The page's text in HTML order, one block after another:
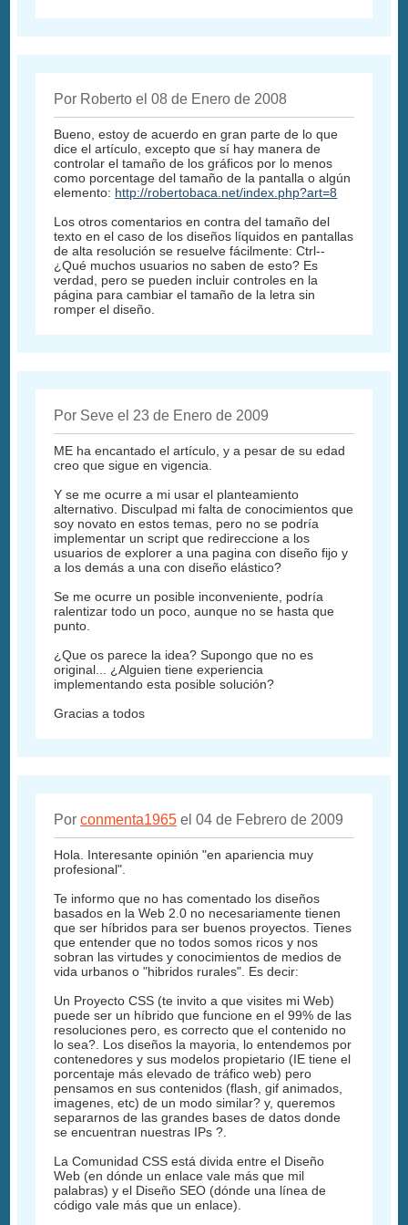
Por Roberto el 08 de Enero de 2008
Bueno, estoy de acuerdo en gran parte de lo que
dice el artículo, excepto que sí hay manera de
controlar el tamaño de los gráficos por lo menos
como porcentage del tamaño de la pantalla o algún
elemento: http://robertobaca.net/index.php?art=8
Los otros comentarios en contra del tamaño del
texto en el caso de los diseños líquidos en pantallas
de alta resolución se resuelve fácilmente: Ctrl--
¿Qué muchos usuarios no saben de esto? Es
verdad, pero se pueden incluir controles en la
página para cambiar el tamaño de la letra sin
romper el diseño.
Por Seve el 23 de Enero de 2009
ME ha encantado el artículo, y a pesar de su edad
creo que sigue en vigencia.
Y se me ocurre a mi usar el planteamiento
alternativo. Disculpad mi falta de conocimientos que
soy novato en estos temas, pero no se podría
implementar un script que redireccione a los
usuarios de explorer a una pagina con diseño fijo y
a los demás a una con diseño elástico?
Se me ocurre un posible inconveniente, podría
ralentizar todo un poco, aunque no se hasta que
punto.
¿Que os parece la idea? Supongo que no es
original... ¿Alguien tiene experiencia
implementando esta posible solución?
Gracias a todos
Porconmenta1965 el 04 de Febrero de 2009
Hola. Interesante opinión "en apariencia muy
profesional".
Te informo que no has comentado los diseños
basados en la Web 2.0 no necesariamente tienen
que ser híbridos para ser buenos proyectos. Tienes
que entender que no todos somos ricos y nos
sobran las virtudes y conocimientos de medios de
vida urbanos o "hibridos rurales". Es decir:
Un Proyecto CSS (te invito a que visites mi Web)
puede ser un híbrido que funcione en el 99% de las
resoluciones pero, es correcto que el contenido no
lo sea?. Los diseños la mayoria, lo entendemos por
contenedores y sus modelos propietario (IE tiene el
porcentaje más elevado de tráfico web) pero
pensamos en sus contenidos (flash, gif animados,
imagenes, etc) de un modo similar? y, queremos
separarnos de las grandes bases de datos donde
se encuentran nuestras IPs ?.
La Comunidad CSS está divida entre el Diseño
Web (en dónde un enlace vale más que mil
palabras) y el Diseño SEO (dónde una línea de
código vale más que un enlace).